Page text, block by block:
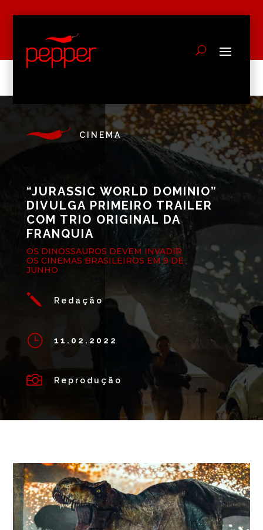
CINEMA
“JURASSIC WORLD DOMINIO”
DIVULGA PRIMEIRO TRAILER
COM TRIO ORIGINAL DA
FRANQUIA
OS DINOSSAUROS DEVEM INVADIR
OS CINEMAS BRASILEIROS EM 9 DE
JUNHO
j Redação
} 11.02.2022
 Reprodução